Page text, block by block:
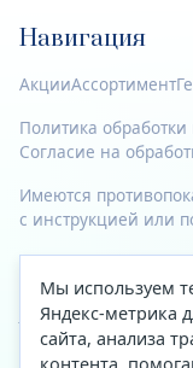
Навигация
АкцииАссортимент
Политика
Согласие на
Имеются
с инструкцией или
© 2023—2026 Все
Адрес
Архангельск, ул.
Мы используем
Яндекс-метрика
сайта, анализа